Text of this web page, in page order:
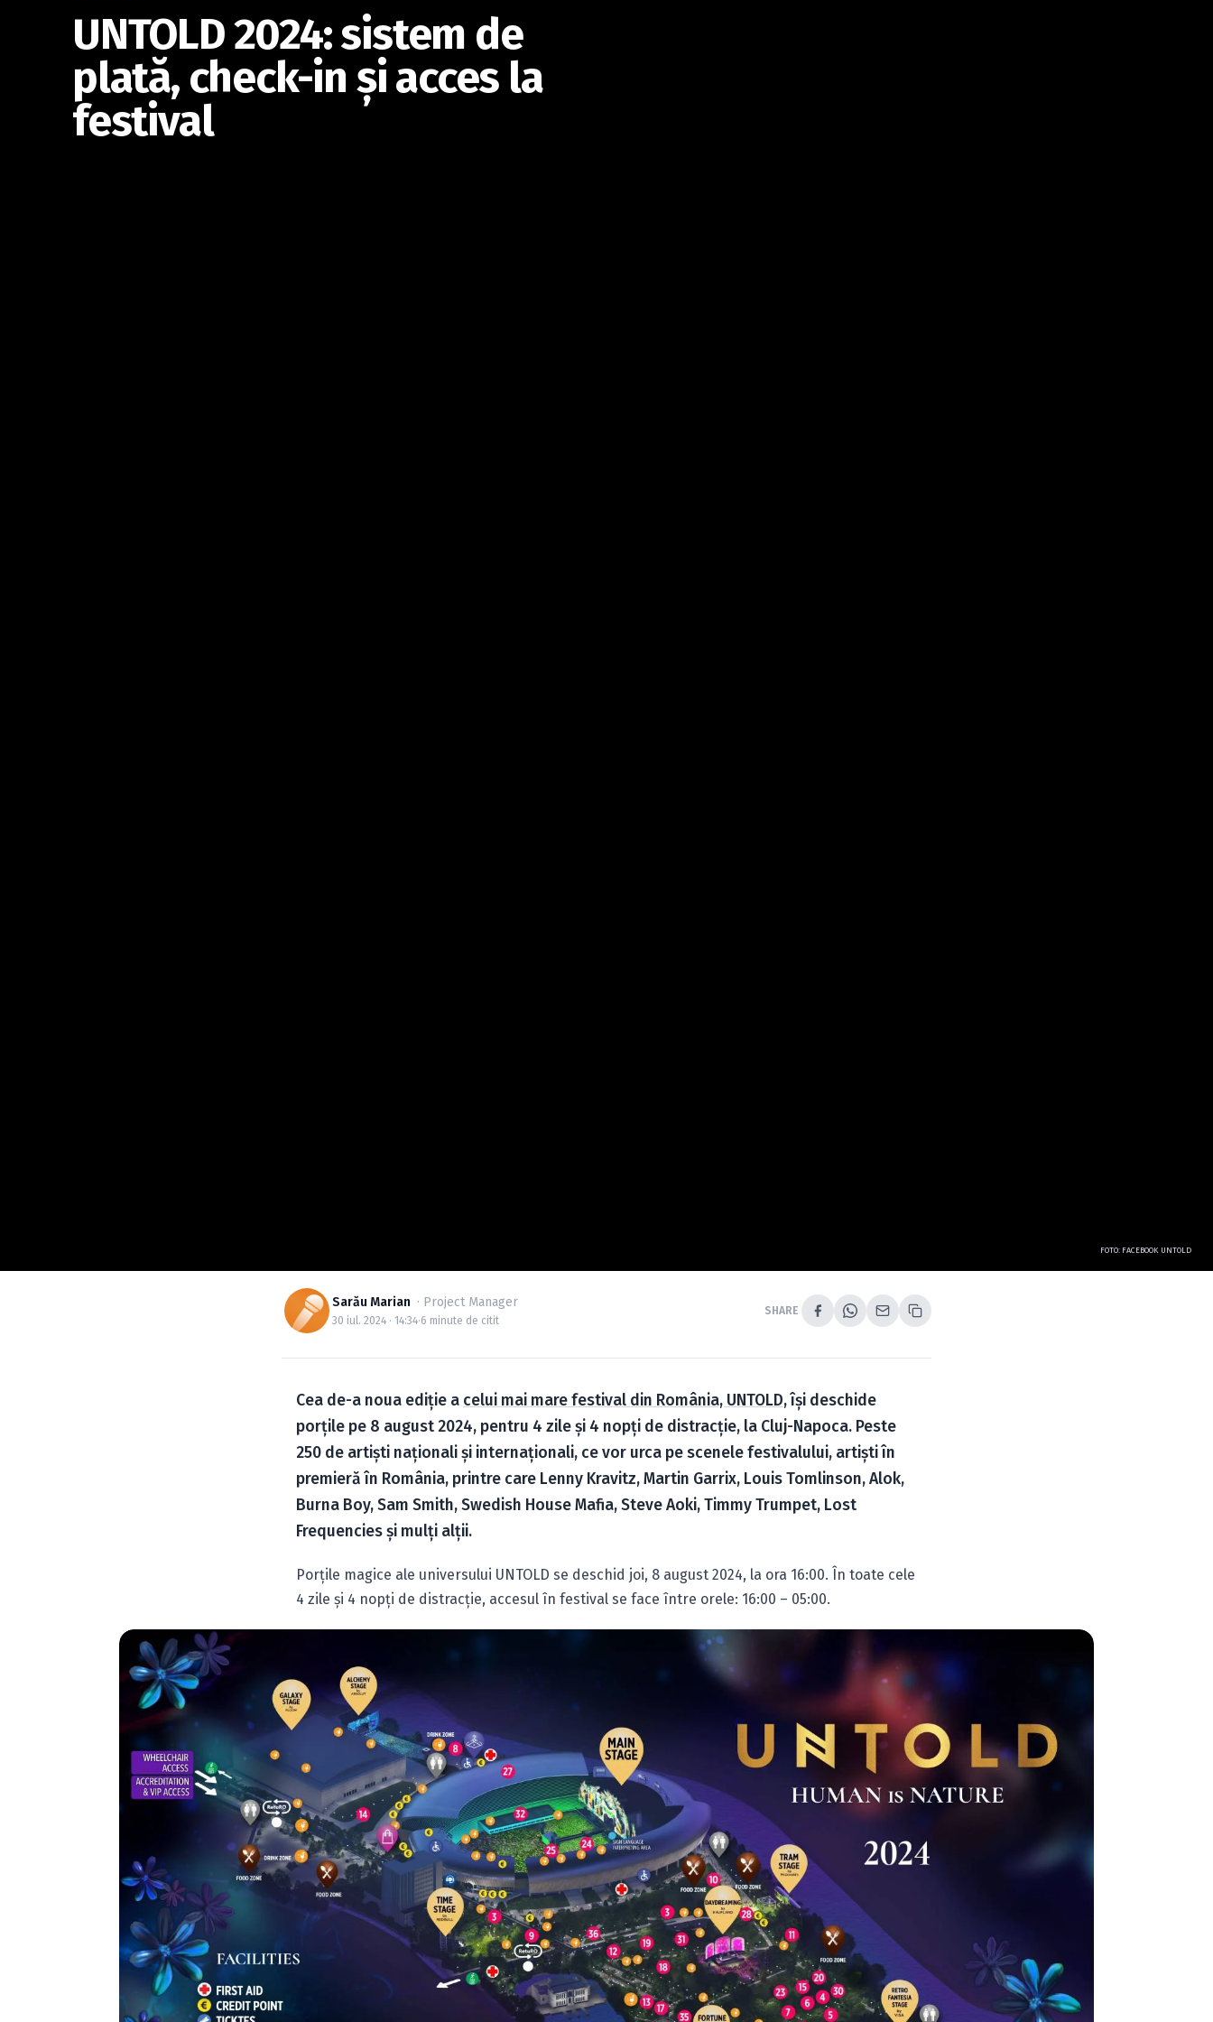
UNTOLD 2024: sistem de
plată, check-in și acces la
festival
FOTO: FACEBOOK UNTOLD
Sarău Marian · Project Manager
30 iul. 2024 · 14:34·6 minute de citit
SHARE
Cea de-a noua ediție a celui mai mare festival din România, UNTOLD, își deschide
porțile pe 8 august 2024, pentru 4 zile și 4 nopți de distracție, la Cluj-Napoca. Peste
250 de artiști naționali și internaționali, ce vor urca pe scenele festivalului, artiști în
premieră în România, printre care Lenny Kravitz, Martin Garrix, Louis Tomlinson, Alok,
Burna Boy, Sam Smith, Swedish House Mafia, Steve Aoki, Timmy Trumpet, Lost
Frequencies și mulți alții.
Porțile magice ale universului UNTOLD se deschid joi, 8 august 2024, la ora 16:00. În toate cele
4 zile și 4 nopți de distracție, accesul în festival se face între orele: 16:00 – 05:00.